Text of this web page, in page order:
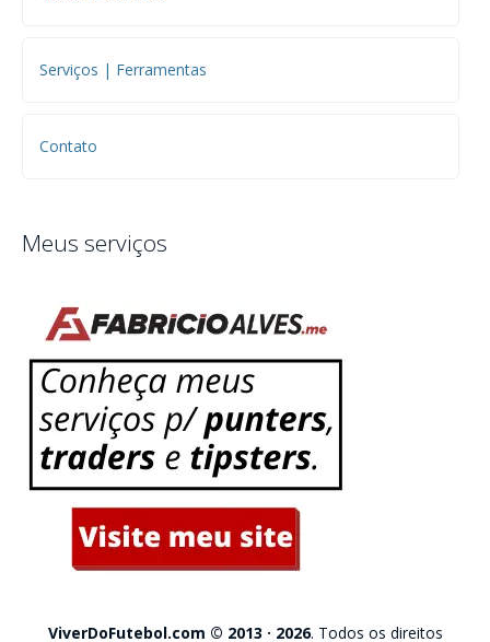
Serviços | Ferramentas
Contato
Meus serviços
ViverDoFutebol.com © 2013 · 2026. Todos os direitos